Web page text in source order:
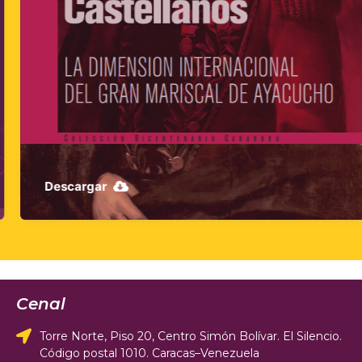
Descargar
Cenal
Torre Norte, Piso 20, Centro Simón Bolívar. El Silencio.
Código postal 1010. Caracas–Venezuela